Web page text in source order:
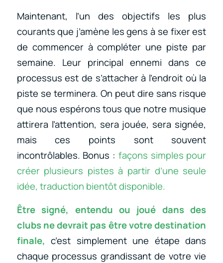
Maintenant, l’un des objectifs les plus
courants que j’amène les gens à se fixer est
de commencer à compléter une piste par
semaine. Leur principal ennemi dans ce
processus est de s’attacher à l’endroit où la
piste se terminera. On peut dire sans risque
que nous espérons tous que notre musique
attirera l’attention, sera jouée, sera signée,
mais ces points sont souvent
incontrôlables. Bonus : façons simples pour
créer plusieurs pistes à partir d’une seule
idée, traduction bientôt disponible.
Être signé, entendu ou joué dans des
clubs ne devrait pas être votre destination
finale, c’est simplement une étape dans
chaque processus grandissant de votre vie